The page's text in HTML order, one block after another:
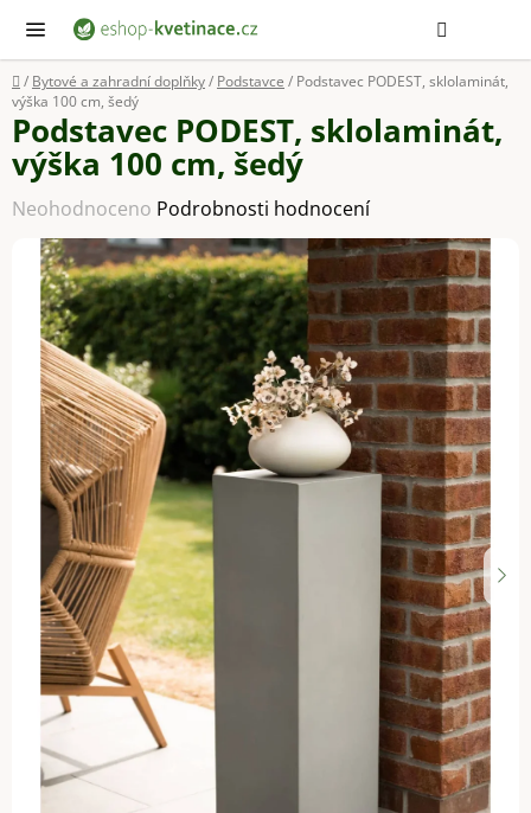
obsah
Domů
/ Bytové a zahradní doplňky/ Podstavce / Podstavec PODEST, sklolaminát,
výška 100 cm, šedý
Podstavec PODEST, sklolaminát,
výška 100 cm, šedý
Průměrné
hodnocení
produktu
hvězdiček.
Neohodnoceno Podrobnosti hodnocení